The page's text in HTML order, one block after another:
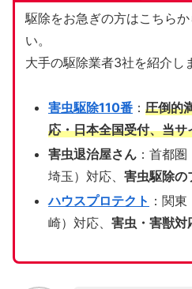
駆除をお急ぎの方はこちら
い。
大手の駆除業者3社を紹介し
害虫駆除110番： 圧倒的
応・日本全国受付、当サ
害虫退治屋さん：首都圏
埼玉）対応、 害虫駆除の
ハウスプロテクト ：関
崎）対応、 害虫・害獣対